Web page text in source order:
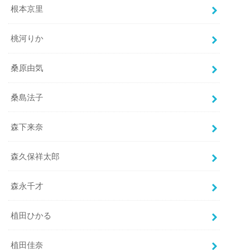
根本京里
桃河りか
桑原由気
桑島法子
森下来奈
森久保祥太郎
森永千才
植田ひかる
植田佳奈